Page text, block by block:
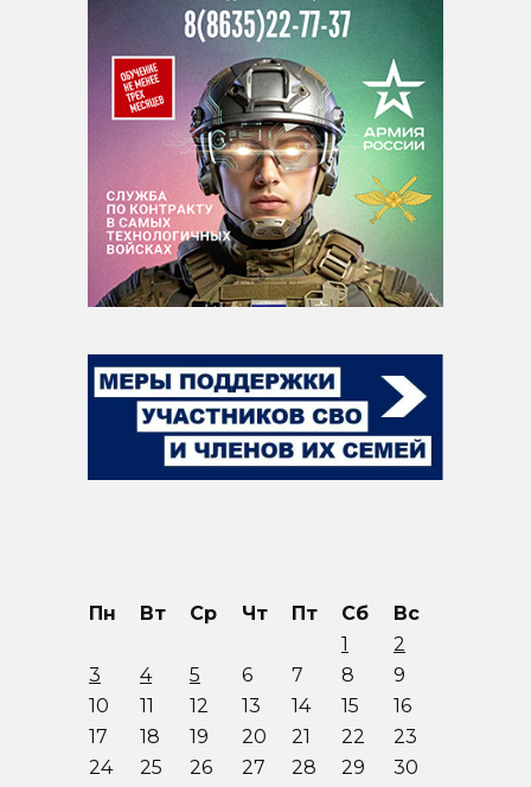
Пн Вт Ср Чт Пт Сб
Вс
1
2
3
4 5 6 7 8
9
10
11 12 13 14 15
16
17
18 19 20 21 22
23
24
25 26 27 28 29
30